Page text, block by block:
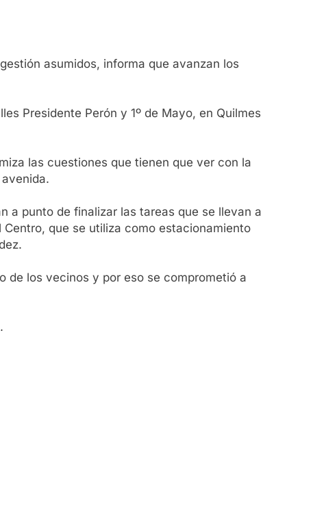
asumidos, informa que avanzan los
Presidente Perón y 1º de Mayo, en Quilmes
las cuestiones que tienen que ver con la
a punto de finalizar las tareas que se llevan a
que se utiliza como estacionamiento
de los vecinos y por eso se comprometió a